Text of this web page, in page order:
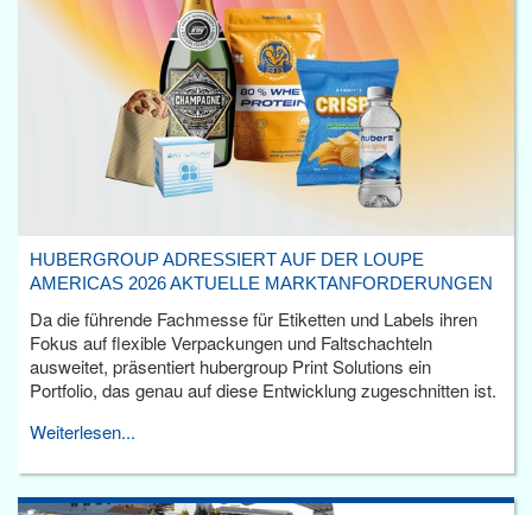
HUBERGROUP ADRESSIERT AUF DER LOUPE
AMERICAS 2026 AKTUELLE MARKTANFORDERUNGEN
Da die führende Fachmesse für Etiketten und Labels ihren
Fokus auf flexible Verpackungen und Faltschachteln
ausweitet, präsentiert hubergroup Print Solutions ein
Portfolio, das genau auf diese Entwicklung zugeschnitten ist.
Weiterlesen...